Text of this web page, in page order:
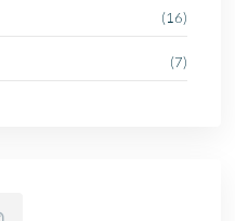
(16)
(7)